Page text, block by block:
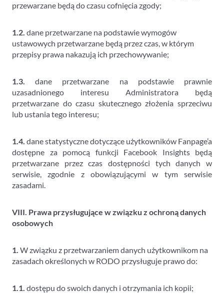
przewarzane będą do czasu cofnięcia zgody;
1.2. dane przetwarzane na podstawie wymogów
ustawowych przetwarzane będą przez czas, w którym
przepisy prawa nakazują ich przechowywanie;
1.3. dane przetwarzane na podstawie prawnie
uzasadnionego interesu Administratora będą
przetwarzane do czasu skutecznego złożenia sprzeciwu
lub ustania tego interesu;
1.4. dane statystyczne dotyczące użytkowników Fanpage’a
dostępne za pomocą funkcji Facebook Insights będą
przetwarzane przez czas dostępności tych danych w
serwisie, zgodnie z obowiązującymi w tym serwisie
zasadami.
VIII. Prawa przysługujące w związku z ochroną danych
osobowych
1. W związku z przetwarzaniem danych użytkownikom na
zasadach określonych w RODO przysługuje prawo do:
1.1. dostępu do swoich danych i otrzymania ich kopii;